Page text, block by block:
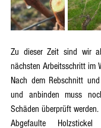
Zu dieser Zeit sind wir
nächsten Arbeitsschritt im
Nach dem Rebschnitt
und anbinden muss
Schäden überprüft werden.
Abgefaulte Holzstickel